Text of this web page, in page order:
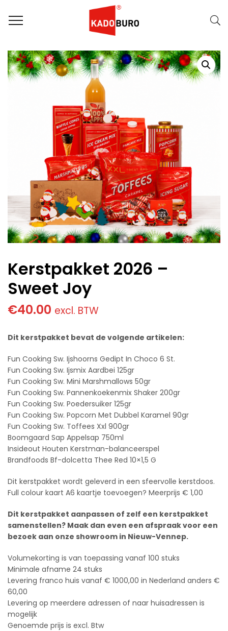
Home
Kerstpakketten
Kerstpakket 2026 – Sweet Joy
Kerstpakket 2026 –
Sweet Joy
€40.00 excl. BTW
Dit kerstpakket bevat de volgende artikelen:
Fun Cooking Sw. Ijshoorns Gedipt In Choco 6 St.
Fun Cooking Sw. Ijsmix Aardbei 125gr
Fun Cooking Sw. Mini Marshmallows 50gr
Fun Cooking Sw. Pannenkoekenmix Shaker 200gr
Fun Cooking Sw. Poedersuiker 125gr
Fun Cooking Sw. Popcorn Met Dubbel Karamel 90gr
Fun Cooking Sw. Toffees Xxl 900gr
Boomgaard Sap Appelsap 750ml
Insideout Houten Kerstman-balanceerspel
Brandfoods Bf-dolcetta Thee Red 10×1,5 G
Dit kerstpakket wordt geleverd in een sfeervolle kerstdoos.
Full colour kaart A6 kaartje toevoegen? Meerprijs € 1,00
Dit kerstpakket aanpassen of zelf een kerstpakket
samenstellen? Maak dan even een afspraak voor een
bezoek aan onze showroom in Nieuw-Vennep.
Volumekorting is van toepassing vanaf 100 stuks
Minimale afname 24 stuks
Levering franco huis vanaf € 1000,00 in Nederland anders €
60,00
Levering op meerdere adressen of naar huisadressen is
mogelijk
Genoemde prijs is excl. Btw